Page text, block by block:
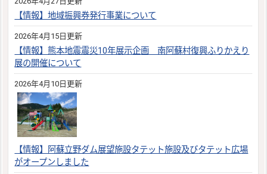
【情報】地域振興券発行事業について
2026年4月15日更新
【情報】熊本地震震災10年展示企画 南阿蘇村復興ふりかえり
展の開催について
2026年4月10日更新
【情報】阿蘇立野ダム展望施設タテット施設及びタテット広場
がオープンしました